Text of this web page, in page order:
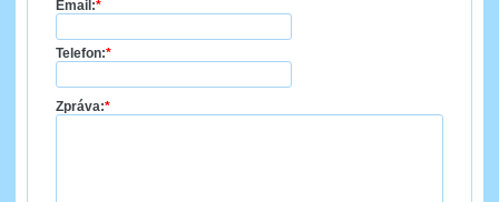
Email:*
Telefon:*
Zpráva:*